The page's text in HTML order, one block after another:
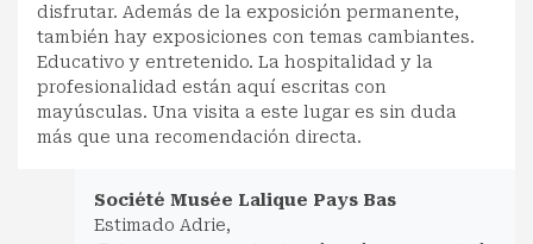
disfrutar. Además de la exposición permanente,
también hay exposiciones con temas cambiantes.
Educativo y entretenido. La hospitalidad y la
profesionalidad están aquí escritas con
mayúsculas. Una visita a este lugar es sin duda
más que una recomendación directa.
Société Musée Lalique Pays Bas
Estimado Adrie,